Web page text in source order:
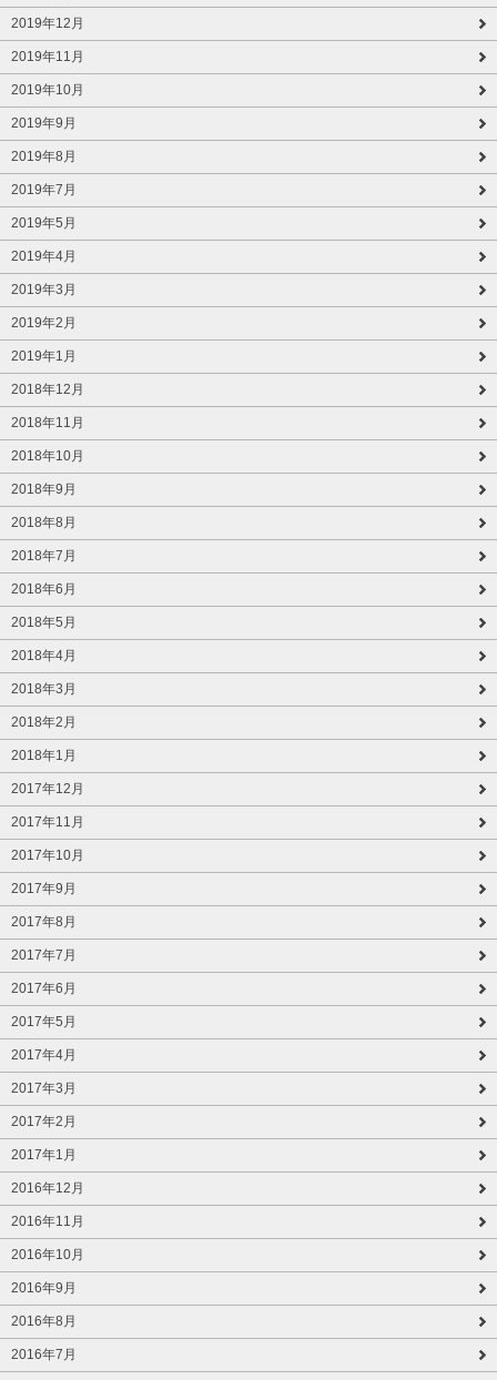
2019年12月
2019年11月
2019年10月
2019年9月
2019年8月
2019年7月
2019年5月
2019年4月
2019年3月
2019年2月
2019年1月
2018年12月
2018年11月
2018年10月
2018年9月
2018年8月
2018年7月
2018年6月
2018年5月
2018年4月
2018年3月
2018年2月
2018年1月
2017年12月
2017年11月
2017年10月
2017年9月
2017年8月
2017年7月
2017年6月
2017年5月
2017年4月
2017年3月
2017年2月
2017年1月
2016年12月
2016年11月
2016年10月
2016年9月
2016年8月
2016年7月